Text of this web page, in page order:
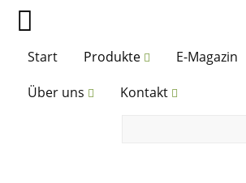
Start Produkte E-Magazin
Über uns
Kontakt